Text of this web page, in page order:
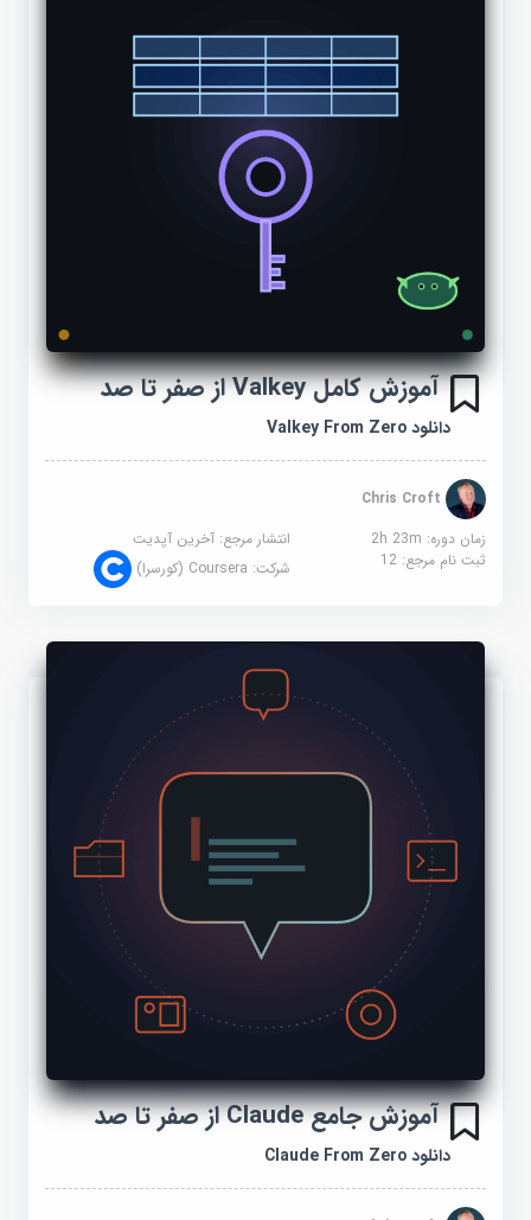
آموزش کامل Valkey از صفر تا صد
دانلود Valkey From Zero
Chris Croft
زمان دوره: 2h 23m
انتشار مرجع:آخرین آپدیت
ثبت نام مرجع:12 شرکت:Coursera (کورسرا)
آموزش جامع Claude از صفر تا صد
دانلود Claude From Zero